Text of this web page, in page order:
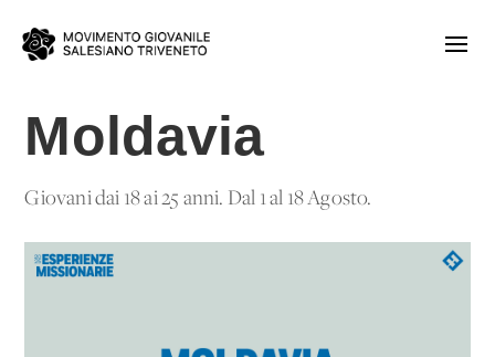
Moldavia
Giovani dai 18 ai 25 anni. Dal 1 al 18 Agosto.